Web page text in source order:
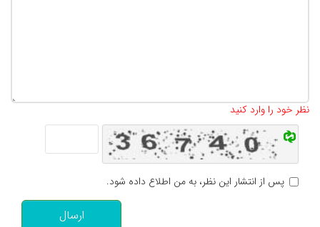
نظر خود را وارد کنید
پس از انتشار این نظر، به من اطلاع داده شود.
ارسال